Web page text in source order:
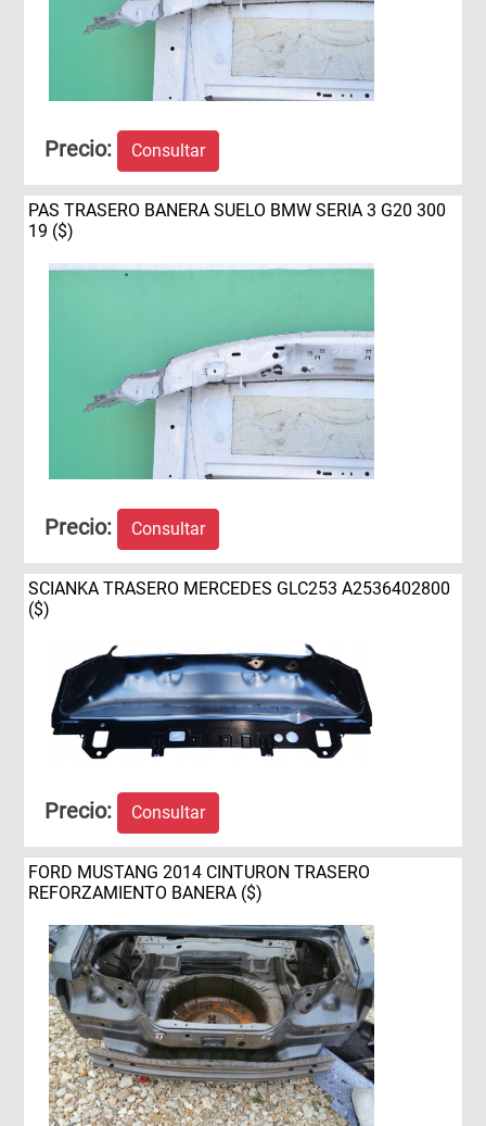
Precio: Consultar
PAS TRASERO BANERA SUELO BMW SERIA 3 G20 300
19 ($)
Precio: Consultar
SCIANKA TRASERO MERCEDES GLC253 A2536402800
($)
Precio: Consultar
FORD MUSTANG 2014 CINTURON TRASERO
REFORZAMIENTO BANERA ($)